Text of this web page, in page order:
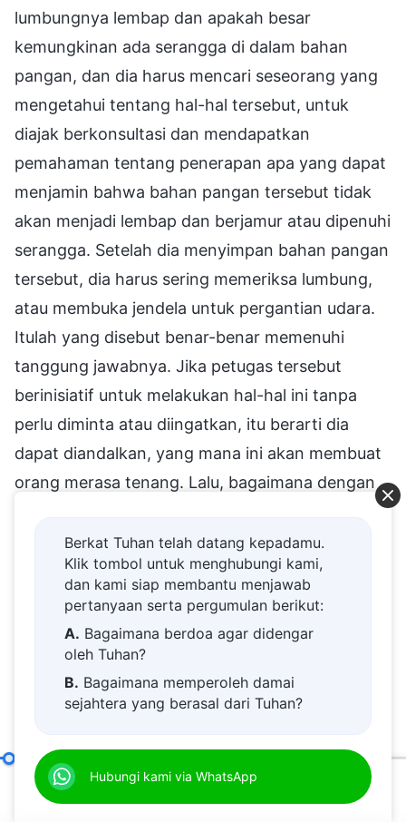
lumbungnya lembap dan apakah besar
kemungkinan ada serangga di dalam bahan
pangan, dan dia harus mencari seseorang yang
mengetahui tentang hal-hal tersebut, untuk
diajak berkonsultasi dan mendapatkan
pemahaman tentang penerapan apa yang dapat
menjamin bahwa bahan pangan tersebut tidak
akan menjadi lembap dan berjamur atau dipenuhi
serangga. Setelah dia menyimpan bahan pangan
tersebut, dia harus sering memeriksa lumbung,
atau membuka jendela untuk pergantian udara.
Itulah yang disebut benar-benar memenuhi
tanggung jawabnya. Jika petugas tersebut
berinisiatif untuk melakukan hal-hal ini tanpa
perlu diminta atau diingatkan, itu berarti dia
dapat diandalkan, yang mana ini akan membuat
orang merasa tenang. Lalu, bagaimana dengan
peralatan? Apakah mereka sesuai untuk
pekerjaan itu? Engkau belum tahu; engkau juga
harus memeriksa mereka. Bagaimana sebagian
besar peralatan—barang elektronik, mebel,
fasilitas, dan sebagainya—disimpan jika biasanya
tidak digunakan? Apakah petugasnya merawat
dan memeliharanya? Apakah dia melakukan
elektronik, menyalakannya, dan mencobanya?
Dengan bertanya-tanya, engkau dapat
Berkat Tuhan telah datang kepadamu.
Klik tombol untuk menghubungi kami,
dan kami siap membantu menjawab
pertanyaan serta pergumulan berikut:
A. Bagaimana berdoa agar didengar
oleh Tuhan?
B. Bagaimana memperoleh damai
sejahtera yang berasal dari Tuhan?
D.
dekat kepada Tuhan.
E.Bagaimana menyambut kedatangan
Hubungi kami via WhatsApp
Pasal